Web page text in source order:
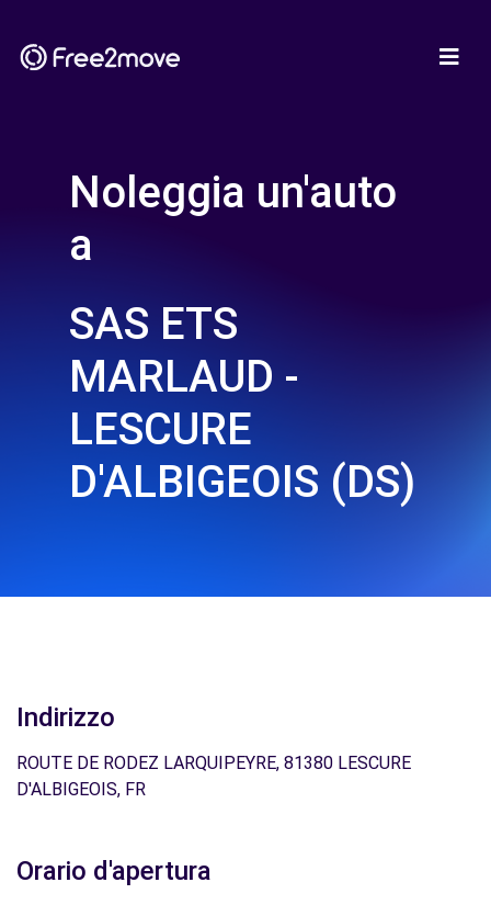
Noleggia un'auto
a
SAS ETS
MARLAUD -
LESCURE
D'ALBIGEOIS (DS)
Indirizzo
ROUTE DE RODEZ LARQUIPEYRE, 81380 LESCURE
D'ALBIGEOIS, FR
Orario d'apertura